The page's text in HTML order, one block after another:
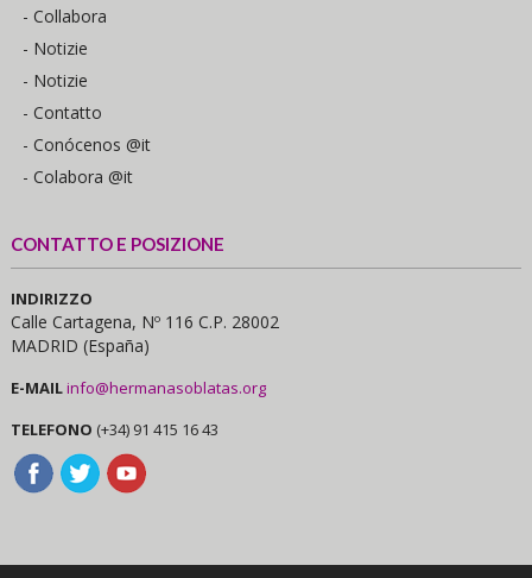
- Collabora
- Notizie
- Notizie
- Contatto
- Conócenos @it
- Colabora @it
CONTATTO E POSIZIONE
INDIRIZZO
Calle Cartagena, Nº 116 C.P. 28002
MADRID (España)
E-MAILinfo@hermanasoblatas.org
TELEFONO (+34) 91 415 16 43